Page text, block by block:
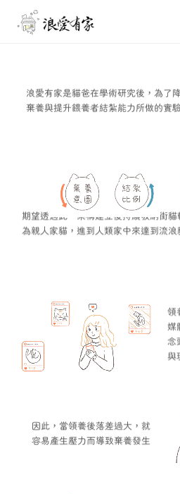
浪愛有家是貓爸在學術研究後，為了
棄養與提升餵養者結紮能力所做的實
期望透過此一架構建立後持續吸納街貓
為親人家貓，進到人類家中來達到流浪
領
媒
念
與
因此，當領養後落差過大，就
容易產生壓力而導致棄養發生